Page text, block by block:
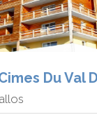
Du Val